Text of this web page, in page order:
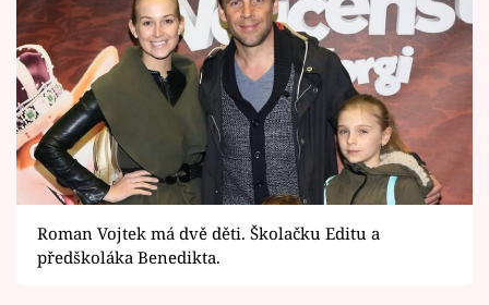
Roman Vojtek má dvě děti. Školačku Editu a
předškoláka Benedikta.